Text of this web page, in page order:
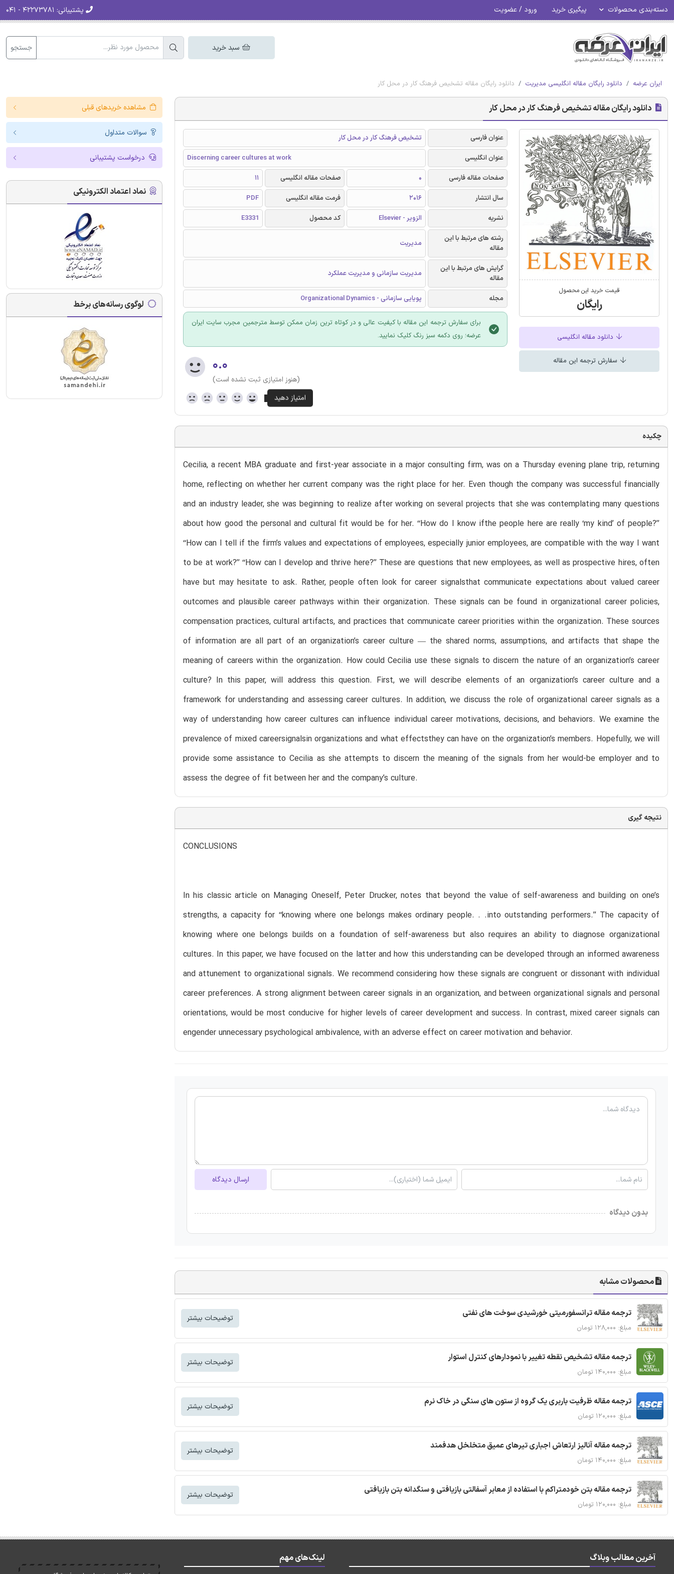
دسته‌بندی محصولات پیگیری خرید ورود / عضویت پشتیبانی:
سبد خرید جستجو
ایران عرضه دانلود رایگان مقاله انگلیسی مدیریت دانلود رایگان مقاله تشخیص فرهنگ کار در محل کار
دانلود رایگان مقاله تشخیص فرهنگ کار در محل کار
قیمت خرید این محصول
رایگان
دانلود مقاله انگلیسی
سفارش ترجمه این مقاله
عنوان فارسی
تشخیص فرهنگ کار در محل کار
عنوان انگلیسی
Discerning career cultures at work
صفحات مقاله فارسی
0 صفحات مقاله انگلیسی
11
سال انتشار
2016 فرمت مقاله انگلیسی
PDF
نشریه
الزویر - Elsevier کد محصول
E3331
رشته های مرتبط با این
مقاله
مدیریت
گرایش های مرتبط با این
مقاله
مدیریت سازمانی و مدیریت عملکرد
مجله پویایی سازمانی - Organizational Dynamics
برای سفارش ترجمه این مقاله با کیفیت عالی و در کوتاه ترین زمان ممکن توسط مترجمین مجرب سایت ایران
عرضه؛ روی دکمه سبز رنگ کلیک نمایید.
۰.۰
(هنوز امتیازی ثبت نشده است)
چکیده
Cecilia, a recent MBA graduate and first-year associate in a major consulting firm, was on a Thursday evening plane trip, returning
home, reflecting on whether her current company was the right place for her. Even though the company was successful financially
and an industry leader, she was beginning to realize after working on several projects that she was contemplating many questions
about how good the personal and cultural fit would be for her. ‘‘How do I know ifthe people here are really ‘my kind’ of people?’’
‘‘How can I tell if the firm’s values and expectations of employees, especially junior employees, are compatible with the way I want
to be at work?’’ ‘‘How can I develop and thrive here?’’ These are questions that new employees, as well as prospective hires, often
have but may hesitate to ask. Rather, people often look for career signalsthat communicate expectations about valued career
outcomes and plausible career pathways within their organization. These signals can be found in organizational career policies,
compensation practices, cultural artifacts, and practices that communicate career priorities within the organization. These sources
of information are all part of an organization’s career culture — the shared norms, assumptions, and artifacts that shape the
meaning of careers within the organization. How could Cecilia use these signals to discern the nature of an organization’s career
culture? In this paper, will address this question. First, we will describe elements of an organization’s career culture and a
framework for understanding and assessing career cultures. In addition, we discuss the role of organizational career signals as a
way of understanding how career cultures can influence individual career motivations, decisions, and behaviors. We examine the
prevalence of mixed careersignalsin organizations and what effectsthey can have on the organization’s members. Hopefully, we will
provide some assistance to Cecilia as she attempts to discern the meaning of the signals from her would-be employer and to
assess the degree of fit between her and the company’s culture.
نتیجه گیری
CONCLUSIONS
In his classic article on Managing Oneself, Peter Drucker, notes that beyond the value of self-awareness and building on one’s
strengths, a capacity for ‘‘knowing where one belongs makes ordinary people. . .into outstanding performers.’’ The capacity of
knowing where one belongs builds on a foundation of self-awareness but also requires an ability to diagnose organizational
cultures. In this paper, we have focused on the latter and how this understanding can be developed through an informed awareness
and attunement to organizational signals. We recommend considering how these signals are congruent or dissonant with individual
career preferences. A strong alignment between career signals in an organization, and between organizational signals and personal
orientations, would be most conducive for higher levels of career development and success. In contrast, mixed career signals can
engender unnecessary psychological ambivalence, with an adverse effect on career motivation and behavior.
ارسال دیدگاه
بدون دیدگاه
محصولات مشابه
ترجمه مقاله ترانسفورمیتی خورشیدی سوخت های نفتی
مبلغ: ۱۲۸,۰۰۰ تومان
توضیحات بیشتر
ترجمه مقاله تشخیص نقطه تغییر با نمودارهای کنترل استوار
مبلغ: ۱۴۰,۰۰۰ تومان
توضیحات بیشتر
ترجمه مقاله ظرفیت باربری یک گروه از ستون های سنگی در خاک نرم
مبلغ: ۱۲۰,۰۰۰ تومان
توضیحات بیشتر
ترجمه مقاله آنالیز ارتعاش اجباری تیرهای عمیق متخلخل هدفمند
مبلغ: ۱۴۰,۰۰۰ تومان
توضیحات بیشتر
ترجمه مقاله بتن خودمتراکم با استفاده از معابر آسفالتی بازیافتی و سنگدانه بتن بازیافتی
مبلغ: ۱۲۰,۰۰۰ تومان
توضیحات بیشتر
مشاهده خریدهای قبلی
سوالات متداول
درخواست پشتیبانی
نماد اعتماد الکترونیکی
لوگوی رسانه‌های برخط
آخرین مطالب وبلاگ لینک‌های مهم